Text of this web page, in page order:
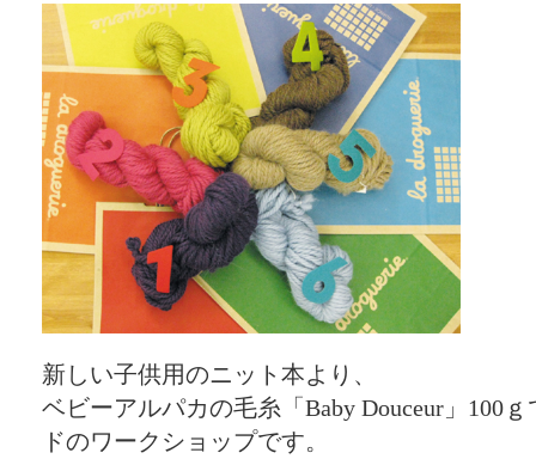
新しい子供用のニット本より、
ベビーアルパカの毛糸「Baby Douceur」100
ドのワークショップです。